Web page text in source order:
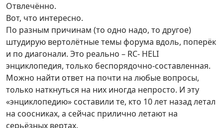
Отвлечённо.
Вот, что интересно.
По разным причинам (то одно надо, то другое)
штудирую вертолётные темы форума вдоль, поперёк
и по диагонали. Это реально – RC- HELI
энциклопедия, только беспорядочно-составленная.
Можно найти ответ на почти на любые вопросы,
только наткнуться на них иногда непросто. И эту
«энциклопедию» составили те, кто 10 лет назад летал
на соосниках, а сейчас прилично летают на
серьёзных вертах.